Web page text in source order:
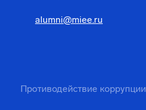
alumni@miee.ru
Противодействие коррупции